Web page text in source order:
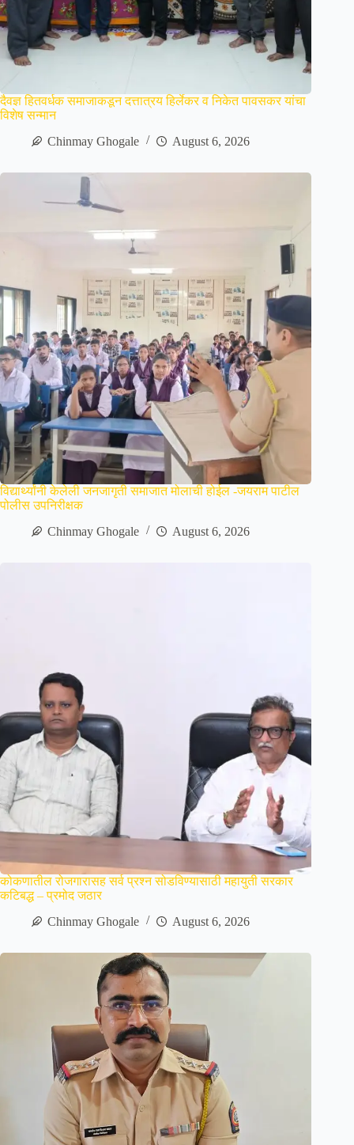
दैवज्ञ हितवर्धक समाजाकडून दत्तात्रय हिर्लेकर व निकेत पावसकर यांचा
विशेष सन्मान
Chinmay Ghogale
August 6, 2026
विद्यार्थ्यांनी केलेली जनजागृती समाजात मोलाची होईल -जयराम पाटील
पोलीस उपनिरीक्षक
Chinmay Ghogale
August 6, 2026
कोकणातील रोजगारासह सर्व प्रश्न सोडविण्यासाठी महायुती सरकार
कटिबद्ध – प्रमोद जठार
Chinmay Ghogale
August 6, 2026